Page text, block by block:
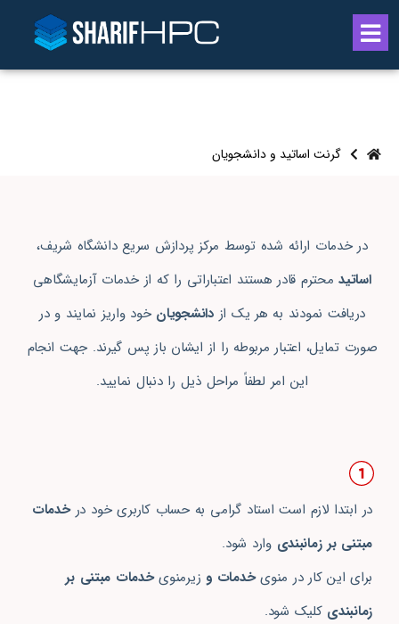
گرنت اساتید و دانشجویان
در خدمات ارائه شده توسط مرکز پردازش سریع دانشگاه شریف،
اساتیدمحترم قادر هستند اعتباراتی را که از خدمات آزمایشگاهی
دریافت نمودند به هر یک از دانشجویان خود واریز نمایند و در
صورت تمایل، اعتبار مربوطه را از ایشان باز پس گیرند. جهت انجام
این امر لطفاً مراحل ذیل را دنبال نمایید.
در ابتدا لازم است استاد گرامی به حساب کاربری خود درخدمات
مبتنی بر زمانبندی وارد شود.
برای این کار در منویخدمات و زیرمنویخدمات مبتنی بر
زمانبندی کلیک شود.